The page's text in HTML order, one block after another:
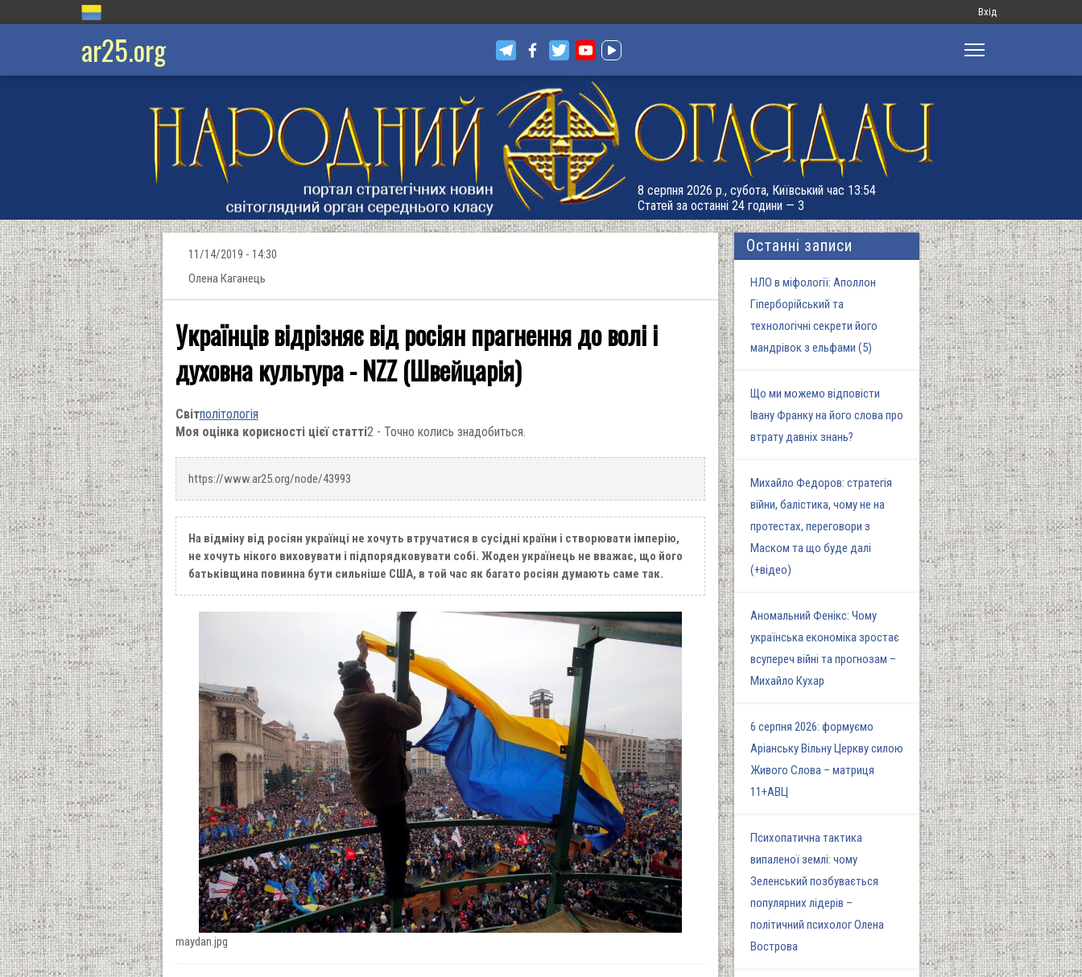
Меню
запису
Вхід
ar25.org
8 серпня 2026 р., субота, Київський час 13:54
Статей за останні 24 години — 3
11/14/2019 - 14:30
Олена Каганець
Українців відрізняє від росіян прагнення до волі і
духовна культура - NZZ (Швейцарія)
Світполітологія
Моя оцінка корисності цієї статті2 - Точно колись знадобиться.
https://www.ar25.org/node/43993
На відміну від росіян українці не хочуть втручатися в сусідні країни і створювати імперію,
не хочуть нікого виховувати і підпорядковувати собі. Жоден українець не вважає, що його
батьківщина повинна бути сильніше США, в той час як багато росіян думають саме так.
maydan.jpg
Останні записи
НЛО в міфології: Аполлон
Гіперборійський та
технологічні секрети його
мандрівок з ельфами (5)
Що ми можемо відповісти
Івану Франку на його слова про
втрату давніх знань?
Михайло Федоров: стратегія
війни, балістика, чому не на
протестах, переговори з
Маском та що буде далі
(+відео)
Аномальний Фенікс: Чому
українська економіка зростає
всупереч війні та прогнозам –
Михайло Кухар
6 серпня 2026: формуємо
Аріанську Вільну Церкву силою
Живого Слова – матриця
11+АВЦ
Психопатична тактика
випаленої землі: чому
Зеленський позбувається
популярних лідерів –
політичний психолог Олена
Вострова